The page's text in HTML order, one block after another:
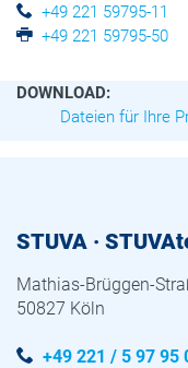
+49 221 59795-11
+49 221 59795-50
DOWNLOAD:
Dateien für Ihre
STUVA ·
Mathias-Brüggen-
50827 Köln
+49 221 / 5 97 95